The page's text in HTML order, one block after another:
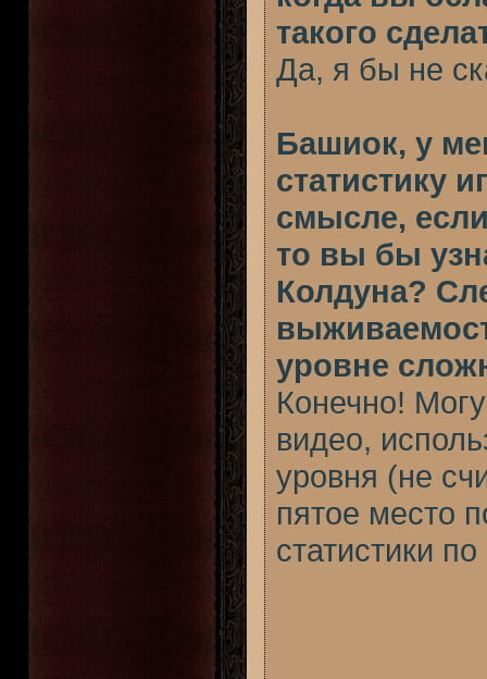
такого
Да, я бы не
Башиок, у
статистику
смысле,
то вы бы
Колдуна?
уровне
Конечно!
видео,
уровня (не
пятое место
статистики